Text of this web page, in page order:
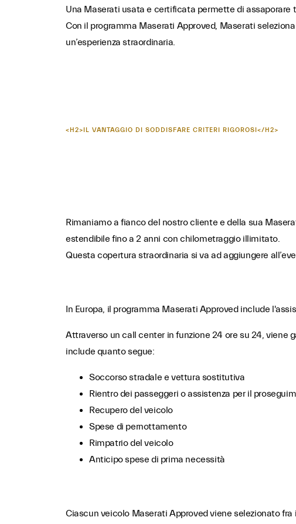
Una Maserati usata e certificata permette di
Con il programma Maserati Approved, Maserati
un’esperienza straordinaria.
<H2>IL VANTAGGIO DI SODDISFARE CRITERI RIGOROSI</H2>
Rimaniamo a fianco del nostro cliente e della sua
estendibile fino a 2 anni con chilometraggio illimitato.
Questa copertura straordinaria si va ad aggiungere
In Europa, il programma Maserati Approved include
Attraverso un call center in funzione 24 ore su 24,
include quanto segue:
Soccorso stradale e vettura sostitutiva
Rientro dei passeggeri o assistenza per il
Recupero del veicolo
Spese di pernottamento
Rimpatrio del veicolo
Anticipo spese di prima necessità
Ciascun veicolo Maserati Approved viene selezionato